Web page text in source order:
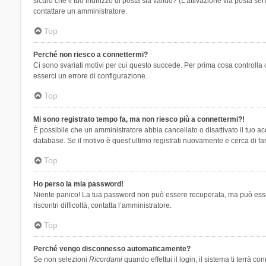
contattare un amministratore.
Top
Perché non riesco a connettermi?
Ci sono svariati motivi per cui questo succede. Per prima cosa
esserci un errore di configurazione.
Top
Mi sono registrato tempo fa, ma non riesco più a connettermi?!
È possibile che un amministratore abbia cancellato o disattivato il tuo
database. Se il motivo è quest’ultimo registrati nuovamente e cerca di
Top
Ho perso la mia password!
Niente panico! La tua password non può essere recuperata, ma può
riscontri difficoltà, contatta l’amministratore.
Top
Perché vengo disconnesso automaticamente?
Se non selezioni Ricordamiquando effettui il login, il sistema ti terrà